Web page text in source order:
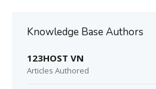
Knowledge Base Authors
123HOST VN
Articles Authored